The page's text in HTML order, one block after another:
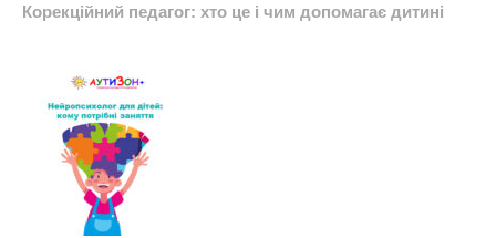
Корекційний педагог: хто це і чим допомагає дитині